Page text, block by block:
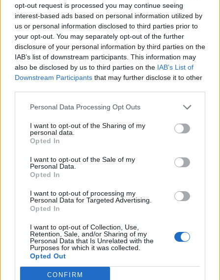
opt-out request is processed you may continue seeing
interest-based ads based on personal information utilized by
us or personal information disclosed to third parties prior to
your opt-out. You may separately opt-out of the further
disclosure of your personal information by third parties on the
IAB’s list of downstream participants. This information may
also be disclosed by us to third parties on the IAB’s List of
Downstream Participants that may further disclose it to other
Personal Data Processing Opt Outs
I want to opt-out of the Sharing of my
personal data.
Opted In
I want to opt-out of the Sale of my
Personal Data.
Opted In
I want to opt-out of processing my
Personal Data for Targeted Advertising.
Opted In
I want to opt-out of Collection, Use,
Retention, Sale, and/or Sharing of my
Personal Data that Is Unrelated with the
Purposes for which it was collected.
Opted Out
CONFIRM
UUTISET
F/A-18 Hornet jyrähtää ylilennolle
Jyväskylässä – katuja suljetaan
3
UUTISET
Kela voi leikata tukia
ulkomaanmatkan vuoksi